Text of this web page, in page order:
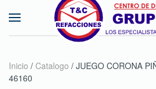
Skip to main content
Inicio / Catalogo / JUEGO CORONA
46160